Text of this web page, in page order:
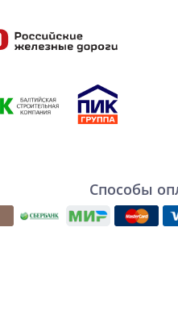
Способы